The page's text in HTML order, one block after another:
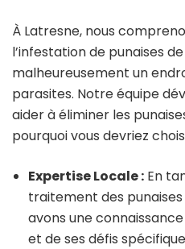
À Latresne, nous
l’infestation de punaises
malheureusement un
parasites. Notre équipe
aider à éliminer les
pourquoi vous devriez
Expertise Locale : En
traitement des punaises
avons une
et de ses défis